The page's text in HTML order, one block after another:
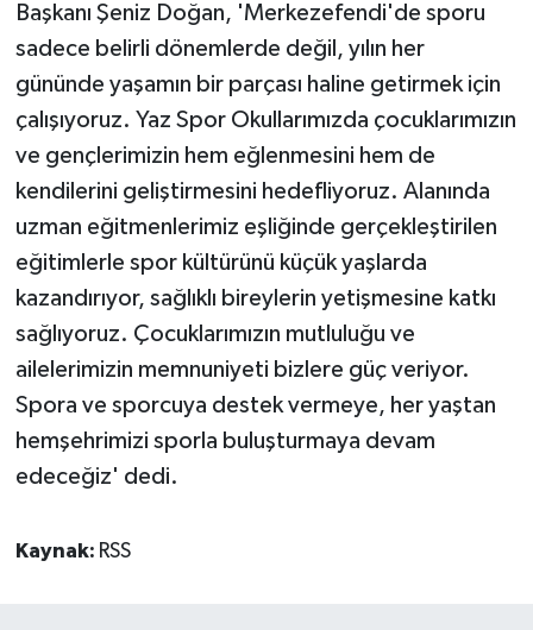
Başkanı Şeniz Doğan, 'Merkezefendi'de sporu
sadece belirli dönemlerde değil, yılın her
gününde yaşamın bir parçası haline getirmek için
çalışıyoruz. Yaz Spor Okullarımızda çocuklarımızın
ve gençlerimizin hem eğlenmesini hem de
kendilerini geliştirmesini hedefliyoruz. Alanında
uzman eğitmenlerimiz eşliğinde gerçekleştirilen
eğitimlerle spor kültürünü küçük yaşlarda
kazandırıyor, sağlıklı bireylerin yetişmesine katkı
sağlıyoruz. Çocuklarımızın mutluluğu ve
ailelerimizin memnuniyeti bizlere güç veriyor.
Spora ve sporcuya destek vermeye, her yaştan
hemşehrimizi sporla buluşturmaya devam
edeceğiz' dedi.
Kaynak: RSS